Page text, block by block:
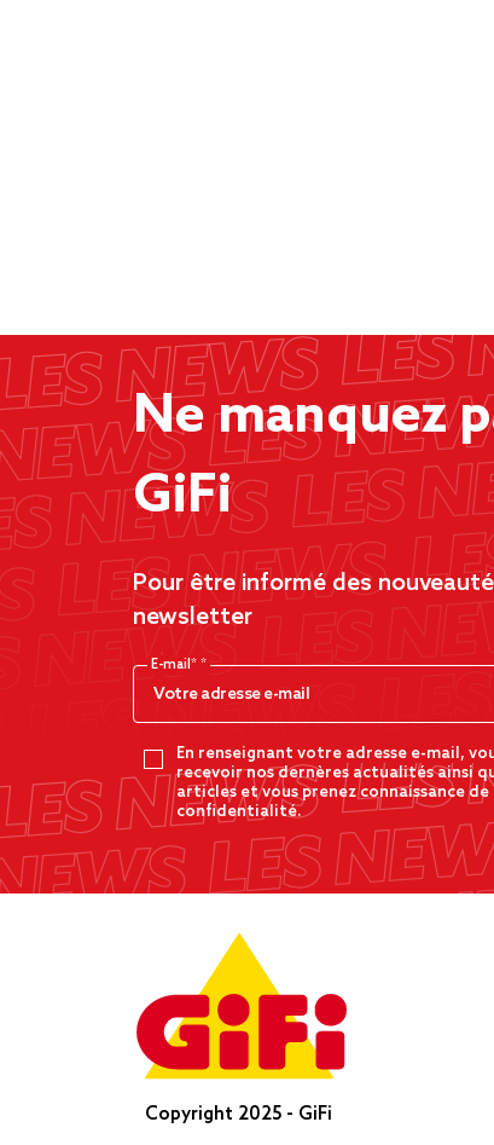
Ne manquez
GiFi
Pour être informé des
newsletter
E-mail*
En renseignant votre adresse e-mail,
recevoir nos dernères actualités ainsi
articles et vous prenez connaissance
confidentialité.
Copyright 2025 - GiFi